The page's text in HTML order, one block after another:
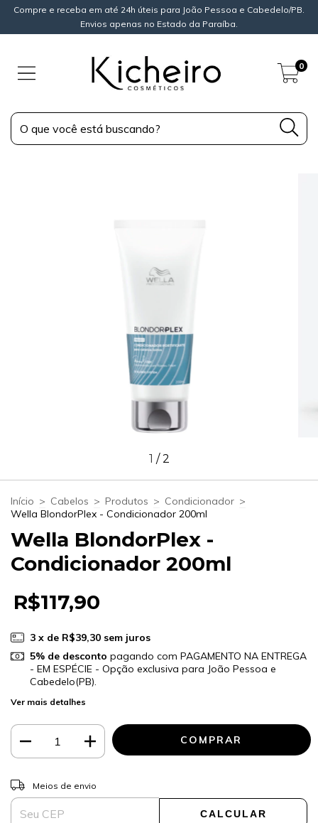
Compre e receba em até 24h úteis para João Pessoa e Cabedelo/PB.
Envios apenas no Estado da Paraíba.
0
1 /2
Início > Cabelos > Produtos > Condicionador >
Wella BlondorPlex - Condicionador 200ml
Wella BlondorPlex -
Condicionador 200ml
R$117,90
3 x de R$39,30 sem juros
5% de desconto pagando com PAGAMENTO NA ENTREGA
- EM ESPÉCIE - Opção exclusiva para João Pessoa e
Cabedelo(PB).
Ver mais detalhes
Entregas para o CEP:
Meios de envio
CALCULAR